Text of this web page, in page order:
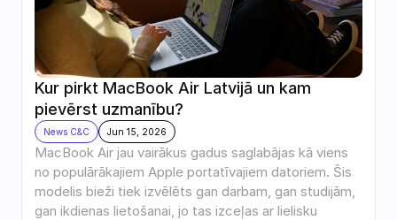
Kur pirkt MacBook Air Latvijā un kam
pievērst uzmanību?
News C&C Jun 15, 2026
MacBook Air jau vairākus gadus saglabājas kā viens
no populārākajiem Apple portatīvajiem datoriem. Šis
modelis bieži tiek izvēlēts gan darbam, gan studijām,
gan ikdienas lietošanai, jo tas izceļas ar lielisku